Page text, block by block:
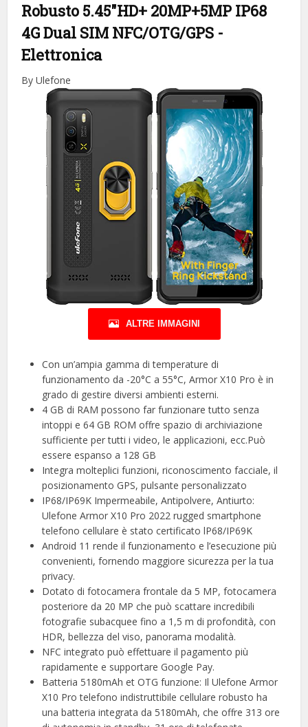
Robusto 5.45″HD+ 20MP+5MP IP68
4G Dual SIM NFC/OTG/GPS -
Elettronica
By Ulefone
ALTRE IMMAGINI
Con un’ampia gamma di temperature di
funzionamento da -20°C a 55°C, Armor X10 Pro è in
grado di gestire diversi ambienti esterni.
4 GB di RAM possono far funzionare tutto senza
intoppi e 64 GB ROM offre spazio di archiviazione
sufficiente per tutti i video, le applicazioni, ecc.Può
essere espanso a 128 GB
Integra molteplici funzioni, riconoscimento facciale, il
posizionamento GPS, pulsante personalizzato
IP68/IP69K Impermeabile, Antipolvere, Antiurto:
Ulefone Armor X10 Pro 2022 rugged smartphone
telefono cellulare è stato certificato lP68/IP69K
Android 11 rende il funzionamento e l’esecuzione più
convenienti, fornendo maggiore sicurezza per la tua
privacy.
Dotato di fotocamera frontale da 5 MP, fotocamera
posteriore da 20 MP che può scattare incredibili
fotografie subacquee fino a 1,5 m di profondità, con
HDR, bellezza del viso, panorama modalità.
NFC integrato può effettuare il pagamento più
rapidamente e supportare Google Pay.
Batteria 5180mAh et OTG funzione: Il Ulefone Armor
X10 Pro telefono indistruttibile cellulare robusto ha
una batteria integrata da 5180mAh, che offre 313 ore